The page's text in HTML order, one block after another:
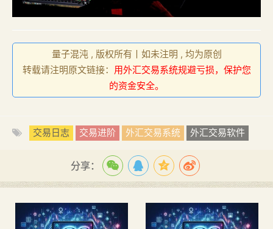
量子混沌 , 版权所有丨如未注明 , 均为原创
转载请注明原文链接： 用外汇交易系统规避亏损，保护您
的资金安全。
交易日志 交易进阶 外汇交易系统 外汇交易软件
分享：